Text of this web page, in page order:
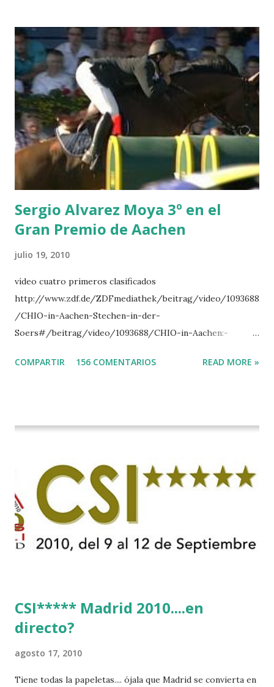
POWER - MILLAR 5 ARMANIE -VOORN 6 QUERLYBET
HERO -LEJAUNE 7 MO CHROI - O’BRIEN 8 CARMENA Z -
BREEN 9 JALLA DE GAVIERE -RAMZY AL DUHAMI 10
NOVEL -PHILIPPAERTS 3 triple 1 LATE NIGHT -LEVY 2 K
CLUB LADY -O’CONNOR 3 QUICK STUDY - HOUGH 4
LORENZO -AHLMANN 5 L’ESPOIR -GULLIKSEN 6
TOPINAMBOUR -LEPREVOST 7 WISCONSIN 111 -MOYA 8
INTERTOY Z - BRASH 9 HERALD –CORDON 10 SELDANA
DI CAMPALTO -SHARBATLY Vuelta Triunfal... el ganador
del Gran Premio en su vuelta de honor
Sergio Alvarez Moya 3º en el
Gran Premio de Aachen
julio 19, 2010
vídeo cuatro primeros clasificados
http://www.zdf.de/ZDFmediathek/beitrag/video/1093688
/CHIO-in-Aachen-Stechen-in-der-
Soers#/beitrag/video/1093688/CHIO-in-Aachen:-
COMPARTIR 156 COMENTARIOS READ MORE »
CSI***** Madrid 2010....en
directo?
agosto 17, 2010
Tiene todas la papeletas.... ójala que Madrid se convierta en